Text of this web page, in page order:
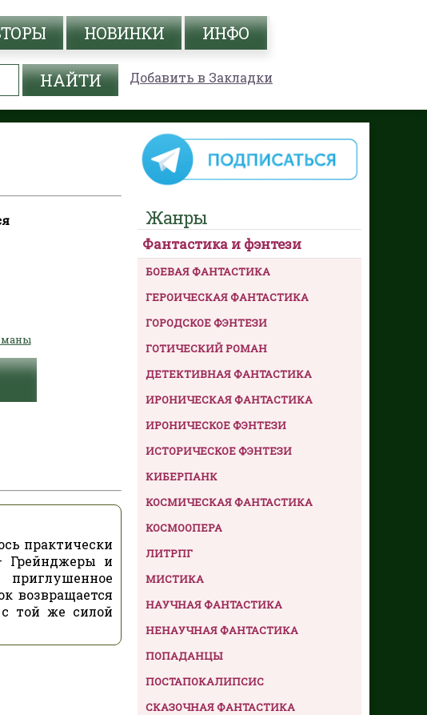
НОВИНКИ ИНФО
Добавить в Закладки
практически
Грейнджеры и
возвращается
той же силой
Жанры
Фантастика и фэнтези
БОЕВАЯ ФАНТАСТИКА
ГЕРОИЧЕСКАЯ ФАНТАСТИКА
ГОРОДСКОЕ ФЭНТЕЗИ
ГОТИЧЕСКИЙ РОМАН
ДЕТЕКТИВНАЯ ФАНТАСТИКА
ИРОНИЧЕСКАЯ ФАНТАСТИКА
ИРОНИЧЕСКОЕ ФЭНТЕЗИ
ИСТОРИЧЕСКОЕ ФЭНТЕЗИ
КИБЕРПАНК
КОСМИЧЕСКАЯ ФАНТАСТИКА
КОСМООПЕРА
ЛИТРПГ
МИСТИКА
НАУЧНАЯ ФАНТАСТИКА
НЕНАУЧНАЯ ФАНТАСТИКА
ПОПАДАНЦЫ
ПОСТАПОКАЛИПСИС
СКАЗОЧНАЯ ФАНТАСТИКА